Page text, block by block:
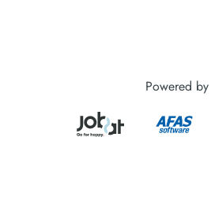
Powered by